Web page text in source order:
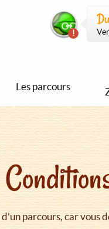
Les parcours
parcours, car vous